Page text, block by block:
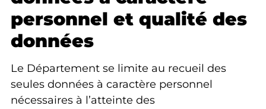
personnel et qualité des
données
Le Département se limite au recueil des
seules données à caractère personnel
nécessaires à l’atteinte des